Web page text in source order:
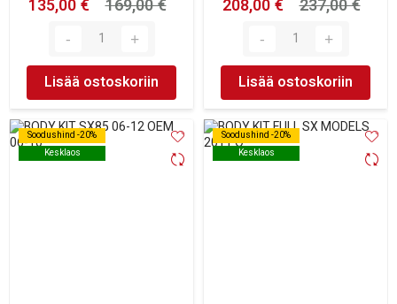
135,00 €
169,00 €
Lisää ostoskoriin
208,00 €
237,00 €
Lisää ostoskoriin
Soodushind -20%
Kesklaos
Soodushind -20%
Kesklaos
Soodushind -20%
Kesklaos
Soodushind -20%
Kesklaos